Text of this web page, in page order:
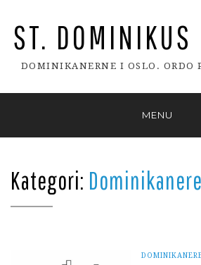
ST. DOMINIKUS
DOMINIKANERNE I OSLO. ORDO
content
MENU
Kategori: